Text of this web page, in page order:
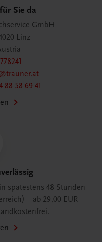
Sie da
GmbH
Linz
88 58 69 41
spätestens 48 Stunden
– ab 29,00 EUR